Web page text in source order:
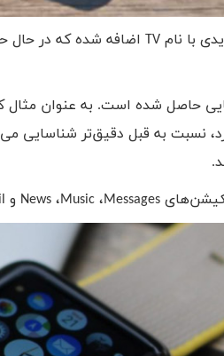
با نام TVاضافه شده که در حال
حاصل شده است. به عنوان
نسبت به قبل دقیق‌تر شناسایی
Messages، Music، News و